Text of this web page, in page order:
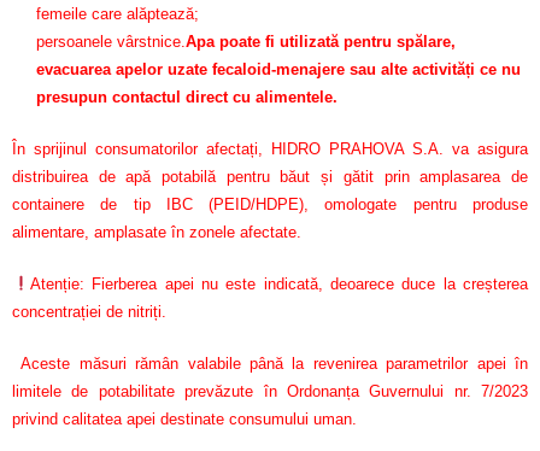
femeile care alăptează;
persoanele vârstnice.Apa poate fi utilizată pentru spălare,
evacuarea apelor uzate fecaloid-menajere sau alte activități ce nu
presupun contactul direct cu alimentele.
În sprijinul consumatorilor afectați, HIDRO PRAHOVA S.A. va asigura
distribuirea de apă potabilă pentru băut și gătit prin amplasarea de
containere de tip IBC (PEID/HDPE), omologate pentru produse
alimentare, amplasate în zonele afectate.
Atenție: Fierberea apei nu este indicată, deoarece duce la creșterea
concentrației de nitriți.
Aceste măsuri rămân valabile până la revenirea parametrilor apei în
limitele de potabilitate prevăzute în Ordonanța Guvernului nr. 7/2023
privind calitatea apei destinate consumului uman.